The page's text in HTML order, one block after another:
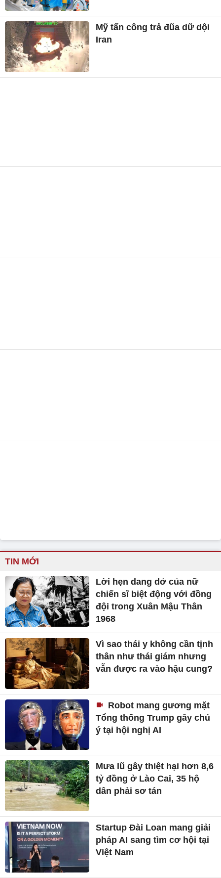
Mỹ tấn công trả đũa dữ dội
Iran
TIN MỚI
Lời hẹn dang dở của nữ
chiến sĩ biệt động với đồng
đội trong Xuân Mậu Thân
1968
Vì sao thái y không cần tịnh
thân như thái giám nhưng
vẫn được ra vào hậu cung?
Robot mang gương mặt
Tổng thống Trump gây chú
ý tại hội nghị AI
Mưa lũ gây thiệt hại hơn 8,6
tỷ đồng ở Lào Cai, 35 hộ
dân phải sơ tán
Startup Đài Loan mang giải
pháp AI sang tìm cơ hội tại
Việt Nam